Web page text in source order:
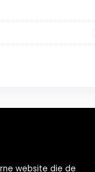
website die de